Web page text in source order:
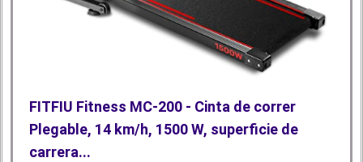
FITFIU Fitness MC-200 - Cinta de correr
Plegable, 14 km/h, 1500 W, superficie de
carrera...